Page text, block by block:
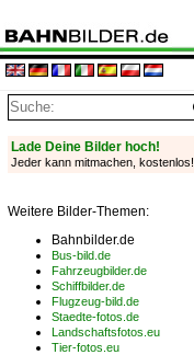
Lade Deine Bilder hoch!
Jeder kann mitmachen, kostenlos!
Weitere Bilder-Themen:
Bahnbilder.de
Bus-bild.de
Fahrzeugbilder.de
Schiffbilder.de
Flugzeug-bild.de
Staedte-fotos.de
Landschaftsfotos.eu
Tier-fotos.eu